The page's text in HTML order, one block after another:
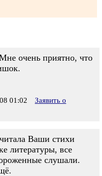
очень приятно, что
01:02
Заявить о
Ваши стихи
литературы, все
слушали.